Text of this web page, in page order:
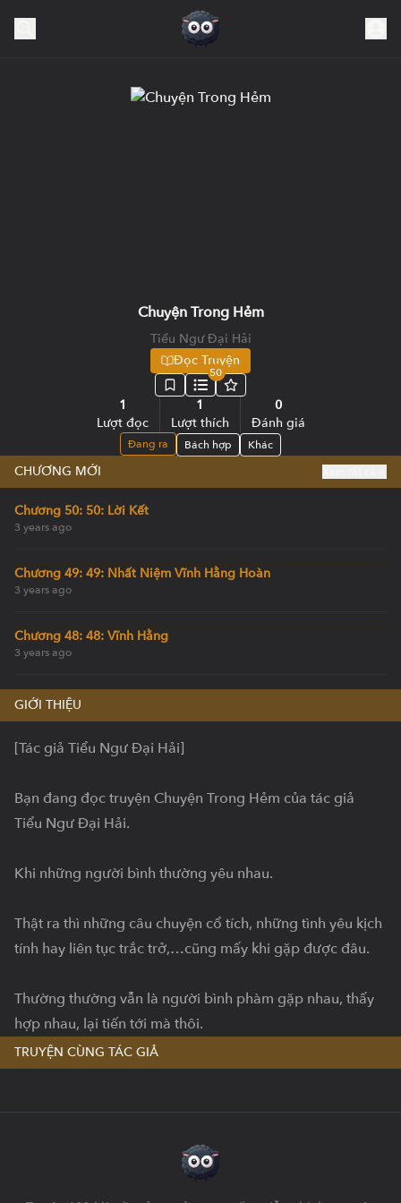
Chuyện Trong Hẻm
Tiểu Ngư Đại Hải
Đọc Truyện
50
1
Lượt đọc
1
Lượt thích
0
Đánh giá
Đang ra Bách hợp Khác
CHƯƠNG MỚI
Chương 50: 50: Lời Kết
3 years ago
Chương 49: 49: Nhất Niệm Vĩnh Hằng Hoàn
3 years ago
Chương 48: 48: Vĩnh Hằng
3 years ago
GIỚI THIỆU
[Tác giả Tiểu Ngư Đại Hải]
Bạn đang đọc truyện Chuyện Trong Hẻm của tác giả
Tiểu Ngư Đại Hải.
Khi những người bình thường yêu nhau.
Thật ra thì những câu chuyện cổ tích, những tình yêu kịch
tính hay liên tục trắc trở,…cũng mấy khi gặp được đâu.
Thường thường vẫn là người bình phàm gặp nhau, thấy
hợp nhau, lại tiến tới mà thôi.
TRUYỆN CÙNG TÁC GIẢ